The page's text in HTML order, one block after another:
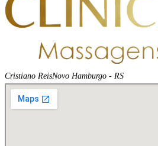
Cristiano ReisNovo Hamburgo - RS